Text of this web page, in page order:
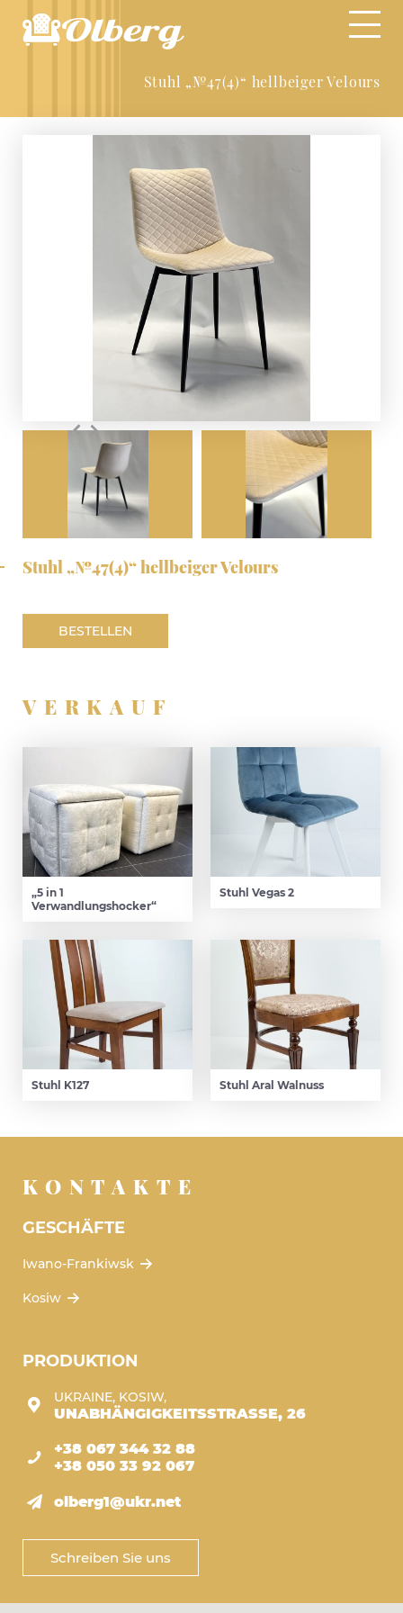
Stuhl „№47(4)“ hellbeiger Velours
Stuhl „№47(4)“ hellbeiger Velours
BESTELLEN
VERKAUF
„5 in 1
Verwandlungshocker“
Stuhl Vegas 2
Stuhl K127 Stuhl Aral Walnuss
KONTAKTE
GESCHÄFTE
Iwano-Frankiwsk
Kosiw
PRODUKTION
UKRAINE, KOSIW,
UNABHÄNGIGKEITSSTRASSE, 26
+38 067 344 32 88
+38 050 33 92 067
olberg1@ukr.net
Schreiben Sie uns